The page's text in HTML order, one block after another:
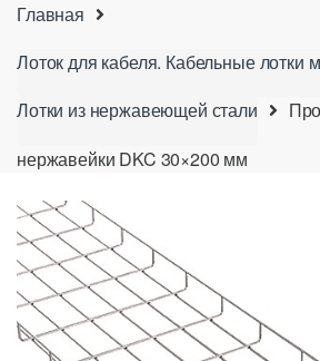
Главная
Лоток для кабеля. Кабельные лотки
Лотки из нержавеющей стали
нержавейки DKC 30×200 мм